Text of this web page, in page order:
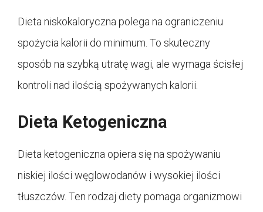
Dieta niskokaloryczna polega na ograniczeniu
spożycia kalorii do minimum. To skuteczny
sposób na szybką utratę wagi, ale wymaga ścisłej
kontroli nad ilością spożywanych kalorii.
Dieta Ketogeniczna
Dieta ketogeniczna opiera się na spożywaniu
niskiej ilości węglowodanów i wysokiej ilości
tłuszczów. Ten rodzaj diety pomaga organizmowi